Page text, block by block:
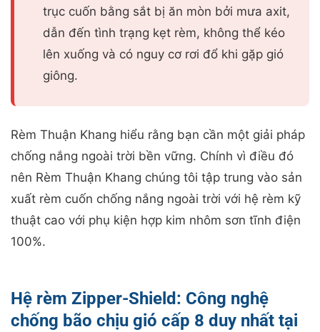
trục cuốn bằng sắt bị ăn mòn bởi mưa axit,
dẫn đến tình trạng kẹt rèm, không thể kéo
lên xuống và có nguy cơ rơi đổ khi gặp gió
giông.
Rèm Thuận Khang hiểu rằng bạn cần một giải pháp
chống nắng ngoài trời bền vững. Chính vì điều đó
nên Rèm Thuận Khang chúng tôi tập trung vào sản
xuất rèm cuốn chống nắng ngoài trời với hệ rèm kỹ
thuật cao với phụ kiện hợp kim nhôm sơn tĩnh điện
100%.
Hệ rèm Zipper-Shield: Công nghệ
chống bão chịu gió cấp 8 duy nhất tại